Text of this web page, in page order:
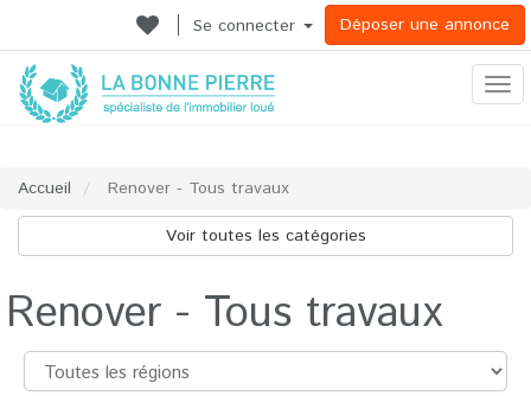
Déposer une annonce
Se connecter
le
Accueil
Renover - Tous travaux
Voir toutes les catégories
Renover - Tous travaux